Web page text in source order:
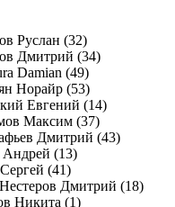
Руслан (32)
Дмитрий (34)
Damian (49)
Норайр (53)
Евгений (14)
Максим (37)
Дмитрий (43)
Андрей (13)
(41)
Дмитрий (18)
Никита (1)